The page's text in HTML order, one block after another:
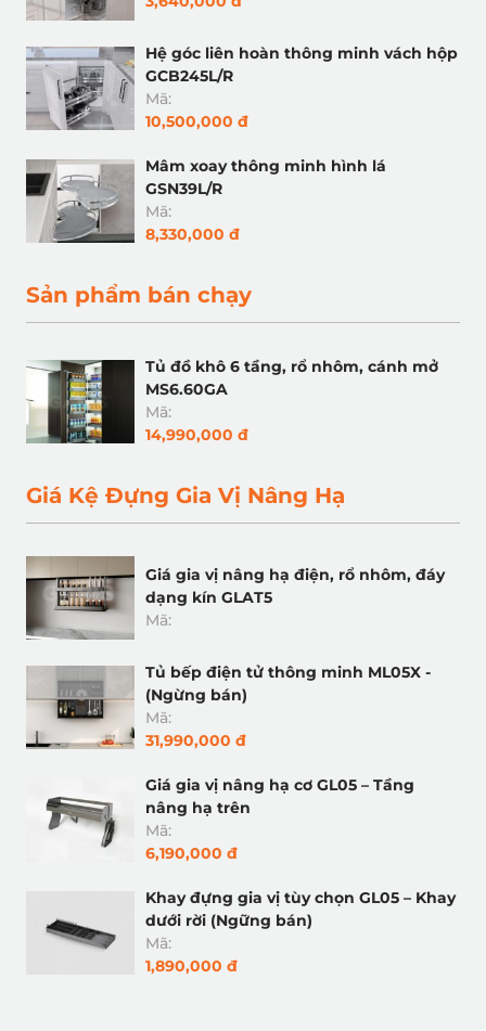
Hệ góc liên hoàn thông minh vách hộp
GCB245L/R
Mã:
10,500,000 đ
Mâm xoay thông minh hình lá
GSN39L/R
Mã:
8,330,000 đ
Sản phẩm bán chạy
Tủ đồ khô 6 tầng, rổ nhôm, cánh mở
MS6.60GA
Mã:
14,990,000 đ
Giá Kệ Đựng Gia Vị Nâng Hạ
Giá gia vị nâng hạ điện, rổ nhôm, đáy
dạng kín GLAT5
Mã:
Tủ bếp điện tử thông minh ML05X -
(Ngừng bán)
Mã:
31,990,000 đ
Giá gia vị nâng hạ cơ GL05 – Tầng
nâng hạ trên
Mã:
6,190,000 đ
Khay đựng gia vị tùy chọn GL05 – Khay
dưới rời (Ngững bán)
Mã:
1,890,000 đ